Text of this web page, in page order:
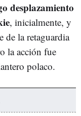
desplazamiento
, inicialmente, y
de la retaguardia
la acción fue
polaco.